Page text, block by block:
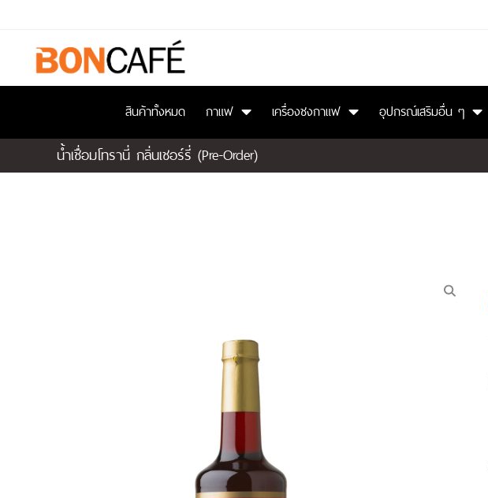
สินค้าทั้งหมด กาแฟ เครื่องชงกาแฟ อุปกรณ์เสริมอื่น ๆ
นํ้าเชื่อมโทรานี่ กลิ่นเชอร์รี่ (Pre-Order)